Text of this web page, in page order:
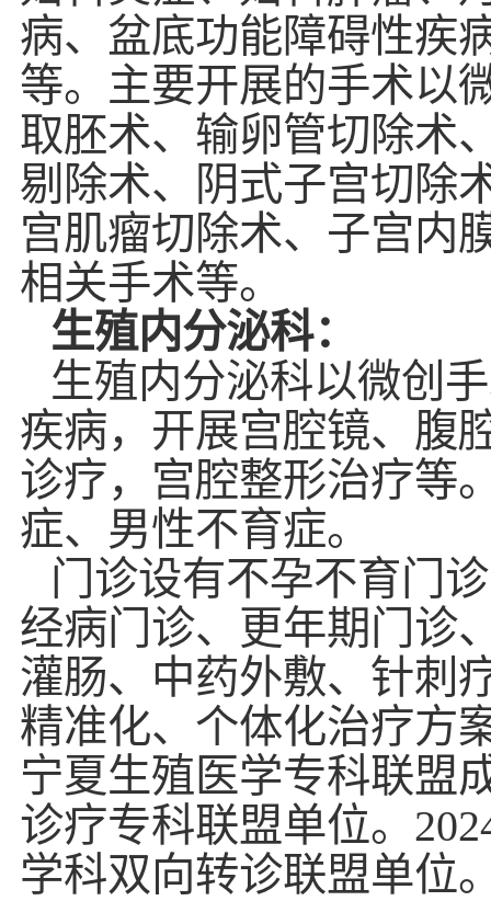
病、盆底功能障碍性疾
等。主要开展的手术以
取胚术、输卵管切除术
剔除术、阴式子宫切除
宫肌瘤切除术、子宫内
相关手术等。
生殖内分泌科：
生殖内分泌科以微创
疾病，开展宫腔镜、腹
诊疗，宫腔整形治疗等
症、男性不育症。
门诊设有不孕不育门
经病门诊、更年期门诊
灌肠、中药外敷、针刺
精准化、个体化治疗方
宁夏生殖医学专科联盟
诊疗专科联盟单位。
学科双向转诊联盟单位